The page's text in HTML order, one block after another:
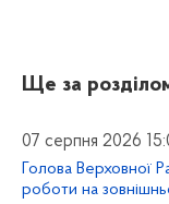
Ще за
07 серпня 2026
Голова Верховної
роботи на